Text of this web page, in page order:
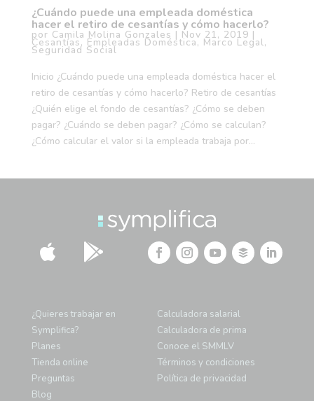
¿Cuándo puede una empleada doméstica
hacer el retiro de cesantías y cómo hacerlo?
por Camila Molina Gonzales | Nov 21, 2019 |
Cesantías, Empleadas Doméstica, Marco Legal,
Seguridad Social
Inicio ¿Cuándo puede una empleada doméstica hacer el
retiro de cesantías y cómo hacerlo? Retiro de cesantías
¿Quién elige el fondo de cesantías? ¿Cómo se deben
pagar? ¿Cuándo se deben pagar? ¿Cómo se calculan?
¿Cómo calcular el valor si la empleada trabaja por...
 
¿Quieres trabajar en
Symplifica?
Planes
Tienda online
Preguntas
Blog
Calculadora salarial
Calculadora de prima
Conoce el SMMLV
Términos y condiciones
Política de privacidad